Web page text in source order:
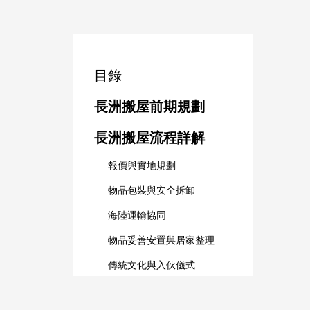
目錄
長洲搬屋前期規劃
長洲搬屋流程詳解
報價與實地規劃
物品包裝與安全拆卸
海陸運輸協同
物品妥善安置與居家整理
傳統文化與入伙儀式